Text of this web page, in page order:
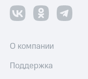
О компании
Поддержка